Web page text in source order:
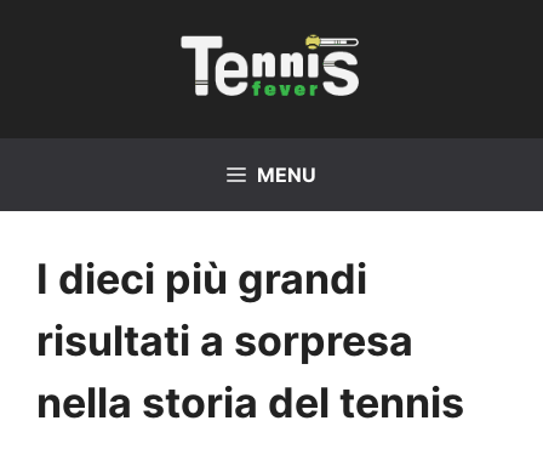
MENU
I dieci più grandi
risultati a sorpresa
nella storia del tennis